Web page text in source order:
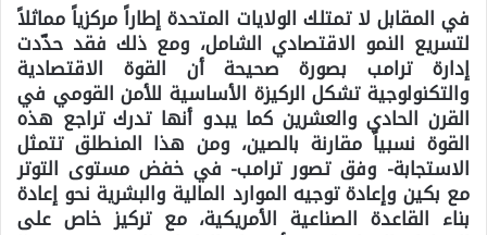
في المقابل لا تمتلك الولايات المتحدة إطاراً مركزياً مماثلاً
لتسريع النمو الاقتصادي الشامل، ومع ذلك فقد حدّدت
إدارة ترامب بصورة صحيحة أن القوة الاقتصادية
والتكنولوجية تشكل الركيزة الأساسية للأمن القومي في
القرن الحادي والعشرين كما يبدو أنها تدرك تراجع هذه
القوة نسبياً مقارنة بالصين، ومن هذا المنطلق تتمثل
الاستجابة- وفق تصور ترامب- في خفض مستوى التوتر
مع بكين وإعادة توجيه الموارد المالية والبشرية نحو إعادة
بناء القاعدة الصناعية الأمريكية، مع تركيز خاص على